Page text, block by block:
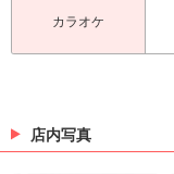
カラオケ
店内写真